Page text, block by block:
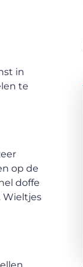
in
te
op de
doffe
Wieltjes